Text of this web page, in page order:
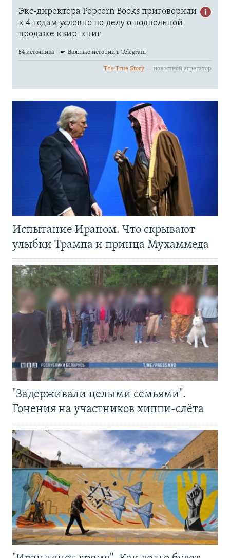
Испытание Ираном. Что скрывают
улыбки Трампа и принца Мухаммеда
"Задерживали целыми семьями".
Гонения на участников хиппи-слёта